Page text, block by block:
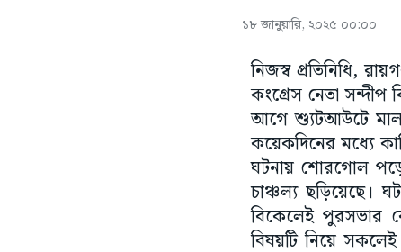
১৮ জানুয়ারি, ২০২৫ ০০:০০
নিজস্ব প্রতিনিধি,
কংগ্রেস নেতা সন্দীপ
আগে শ্যুটআউটে
কয়েকদিনের মধ্যে
ঘটনায় শোরগোল
চাঞ্চল্য ছড়িয়েছে।
বিকেলেই পুরসভার
বিষয়টি নিয়ে